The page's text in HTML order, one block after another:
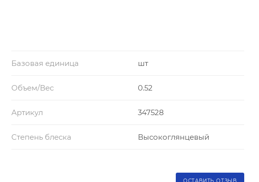
Базовая единица шт
Объем/Вес 0.52
Артикул 347528
Степень блеска Высокоглянцевый
ОСТАВИТЬ ОТЗЫВ